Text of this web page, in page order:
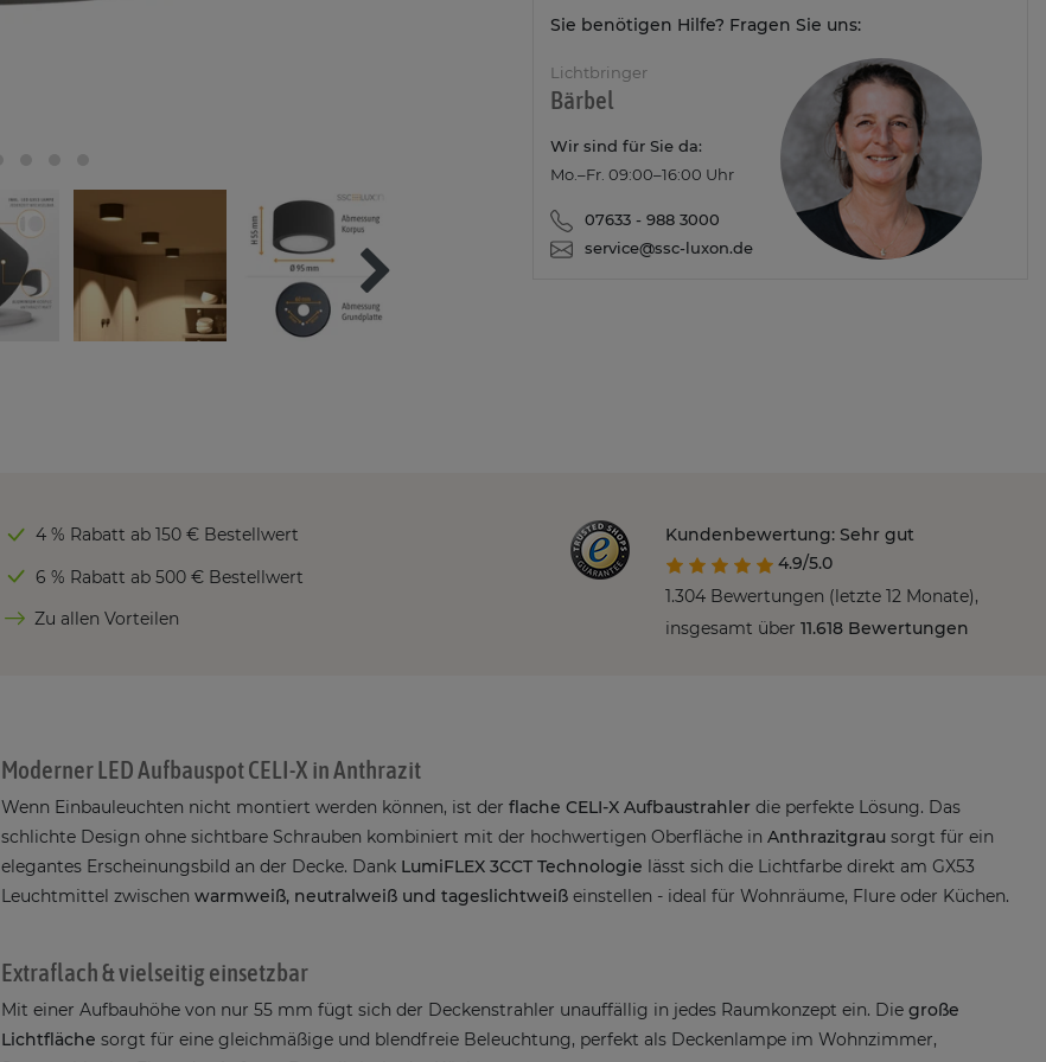
Sie benötigen Hilfe? Fragen Sie uns:
Lichtbringer
Bärbel
Wir sind für Sie da:
Mo.–Fr. 09:00–16:00 Uhr
07633 - 988 3000
service@ssc-luxon.de
4 % Rabatt ab 150 € Bestellwert
6 % Rabatt ab 500 € Bestellwert
Zu allen Vorteilen
Kundenbewertung: Sehr gut
4.9/5.0
1.304 Bewertungen (letzte 12 Monate),
insgesamt über 11.618 Bewertungen
Moderner LED Aufbauspot CELI-X in Anthrazit
Wenn Einbauleuchten nicht montiert werden können, ist der flache CELI-X Aufbaustrahler die perfekte Lösung. Das
schlichte Design ohne sichtbare Schrauben kombiniert mit der hochwertigen Oberfläche in Anthrazitgrau sorgt für ein
elegantes Erscheinungsbild an der Decke. Dank LumiFLEX 3CCT Technologie lässt sich die Lichtfarbe direkt am GX53
Leuchtmittel zwischen warmweiß, neutralweiß und tageslichtweiß einstellen - ideal für Wohnräume, Flure oder Küchen.
Extraflach & vielseitig einsetzbar
Mit einer Aufbauhöhe von nur 55 mm fügt sich der Deckenstrahler unauffällig in jedes Raumkonzept ein. Die große
Lichtfläche sorgt für eine gleichmäßige und blendfreie Beleuchtung, perfekt als Deckenlampe im Wohnzimmer,